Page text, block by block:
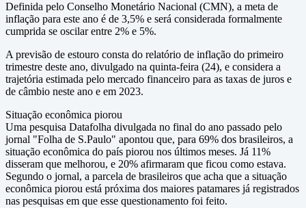
Definida pelo Conselho Monetário Nacional (CMN), a meta de
inflação para este ano é de 3,5% e será considerada formalmente
cumprida se oscilar entre 2% e 5%.
A previsão de estouro consta do relatório de inflação do primeiro
trimestre deste ano, divulgado na quinta-feira (24), e considera a
trajetória estimada pelo mercado financeiro para as taxas de juros e
de câmbio neste ano e em 2023.
Situação econômica piorou
Uma pesquisa Datafolha divulgada no final do ano passado pelo
jornal "Folha de S.Paulo" apontou que, para 69% dos brasileiros, a
situação econômica do país piorou nos últimos meses. Já 11%
disseram que melhorou, e 20% afirmaram que ficou como estava.
Segundo o jornal, a parcela de brasileiros que acha que a situação
econômica piorou está próxima dos maiores patamares já registrados
nas pesquisas em que esse questionamento foi feito.